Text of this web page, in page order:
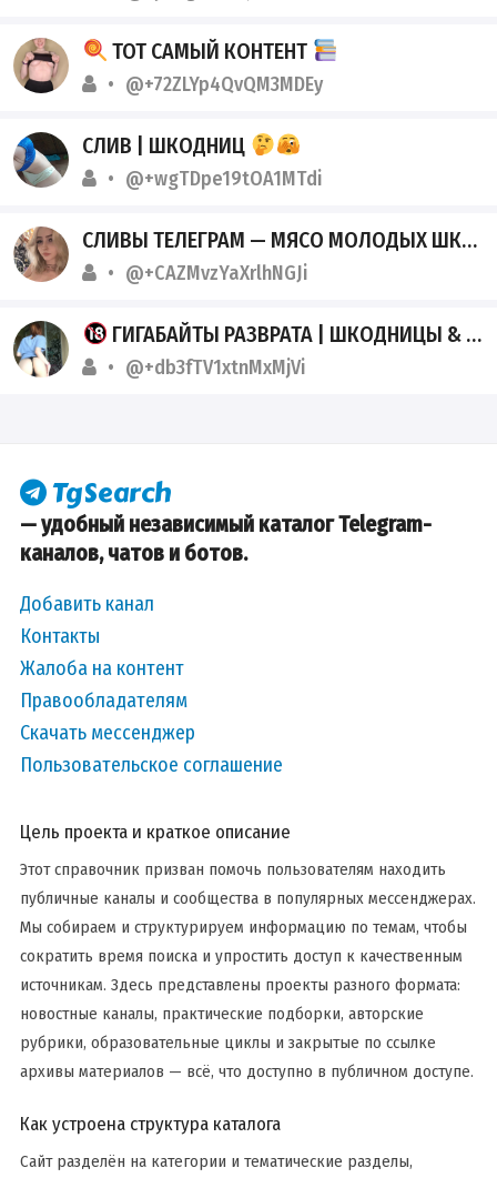
ТОТ САМЫЙ КОНТЕНТ
@+72ZLYp4QvQM3MDEy
СЛИВ | ШКОДНИЦ
@+wgTDpe19tOA1MTdi
СЛИВЫ ТЕЛЕГРАМ — МЯСО МОЛОДЫХ ШКОДНИЦ
@+CAZMvzYaXrlhNGJi
ГИГАБАЙТЫ РАЗВРАТА | ШКОДНИЦЫ & НЕФОРШИ 18+
@+db3fTV1xtnMxMjVi
— удобный независимый каталог Telegram-
каналов, чатов и ботов.
Добавить канал
Контакты
Жалоба на контент
Правообладателям
Скачать мессенджер
Пользовательское соглашение
Цель проекта и краткое описание
Этот справочник призван помочь пользователям находить
публичные каналы и сообщества в популярных мессенджерах.
Мы собираем и структурируем информацию по темам, чтобы
сократить время поиска и упростить доступ к качественным
источникам. Здесь представлены проекты разного формата:
новостные каналы, практические подборки, авторские
рубрики, образовательные циклы и закрытые по ссылке
архивы материалов — всё, что доступно в публичном доступе.
Как устроена структура каталога
Сайт разделён на категории и тематические разделы,